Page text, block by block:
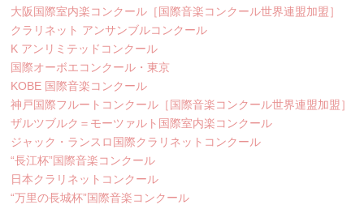
大阪国際室内楽コンクール［国際音楽コンクール世界連盟加盟］
クラリネット アンサンブルコンクール
K アンリミテッドコンクール
国際オーボエコンクール・東京
KOBE 国際音楽コンクール
神戸国際フルートコンクール［国際音楽コンクール世界連盟加盟］
ザルツブルク＝モーツァルト国際室内楽コンクール
ジャック・ランスロ国際クラリネットコンクール
“長江杯”国際音楽コンクール
日本クラリネットコンクール
“万里の長城杯”国際音楽コンクール